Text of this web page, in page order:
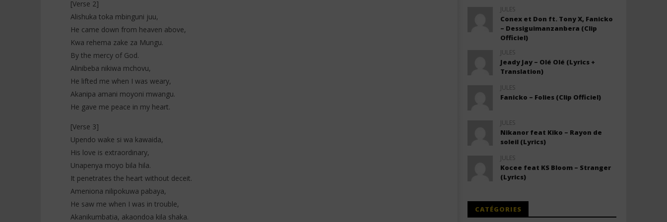
[Verse 2]
Alishuka toka mbinguni juu,
He came down from heaven above,
Kwa rehema zake za Mungu.
By the mercy of God.
Alinibeba nikiwa mchovu,
He lifted me when I was weary,
Akanipa amani moyoni mwangu.
He gave me peace in my heart.
[Verse 3]
Upendo wake si wa kawaida,
His love is extraordinary,
Unapenya moyo bila hila.
It penetrates the heart without deceit.
Ameniona nilipokuwa pabaya,
He saw me when I was in trouble,
Akanikumbatia, akaondoa kila shaka.
JULES
Conex et Don ft. Tony X, Fanicko
– Dessiguimanzanbera (Clip
Officiel)
JULES
Jeady Jay – Olé Olé (Lyrics +
Translation)
JULES
Fanicko – Folies (Clip Officiel)
JULES
Nikanor feat Kiko – Rayon de
soleil (Lyrics)
JULES
Kocee feat KS Bloom – Stranger
(Lyrics)
CATÉGORIES